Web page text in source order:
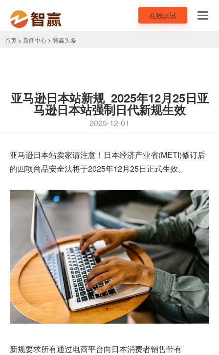
在线测试
首页 > 新闻中心 > 智赢头条
亚马逊日本站新规_2025年12月25日亚
马逊日本站强制日代新规生效
2025-12-01
亚马逊日本站卖家请注意！日本经济产业省(METI)修订后
的四项商品安全法将于2025年12月25日正式生效。
新规要求所有通过电商平台向日本消费者销售带有